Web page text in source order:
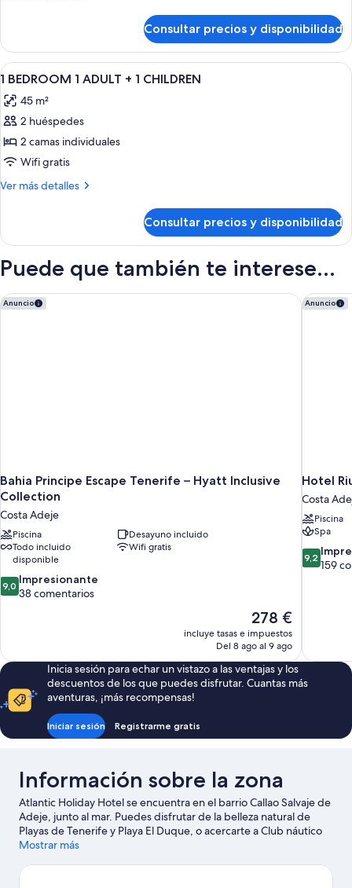
BEDROOM
ADULT
Consultar precios y disponibilidad
Abrir
todas
las
fotos
de
1
BEDROOM
+
CHILDREN
Edredones de plumas, tabla de
9
1 BEDROOM 1 ADULT + 1 CHILDREN
45 m²
2 huéspedes
2 camas individuales
Wifi gratis
Ver más detalles
Más
BEDROOM
ADULT
1
CHILDREN
Consultar precios y disponibilidad
Puede que también te interese...
Anuncio
Bahia Principe Escape Tenerife – Hyatt Inclusive
Collection
Costa Adeje
Piscina
Desayuno incluido
Todo incluido
disponible
Wifi gratis
9.0
sobre
9,0 Impresionante
38 comentarios
El
precio
actual
de
278 €
278 €
incluye tasas e impuestos
Del 8 ago al 9 ago
Bahia Principe Escape Tenerife – Hyatt Inclusive Collection
Anuncio
Hotel
Costa
Piscina
Spa
9.2
sobre
9,2
159
Hotel
Inicia sesión para echar un vistazo a las ventajas y los
descuentos de los que puedes disfrutar. Cuantas más
aventuras, ¡más recompensas!
Iniciar sesión Registrarme gratis
Información sobre la zona
Atlantic Holiday Hotel se encuentra en el barrio Callao Salvaje de
Adeje, junto al mar. Puedes disfrutar de la belleza natural de
Playas de Tenerife y Playa El Duque, o acercarte a Club náutico
Puerto Colón si deseas realizar alguna actividad. ¿Viajas con
un evento especial, consulta el calendario de Tenerife Top
Mostrar más